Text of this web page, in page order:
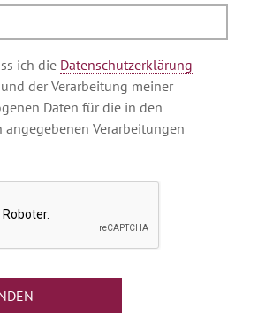
ich die Datenschutzerklärung
der Verarbeitung meiner
Daten für die in den
Verarbeitungen